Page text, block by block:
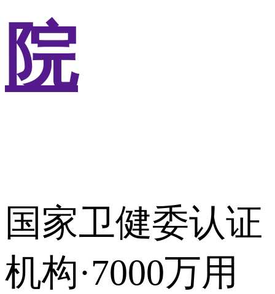
院
国家卫健委认证
机构·7000万用